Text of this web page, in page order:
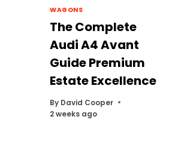
WAGONS
The Complete
Audi A4 Avant
Guide Premium
Estate Excellence
By David Cooper
2 weeks ago